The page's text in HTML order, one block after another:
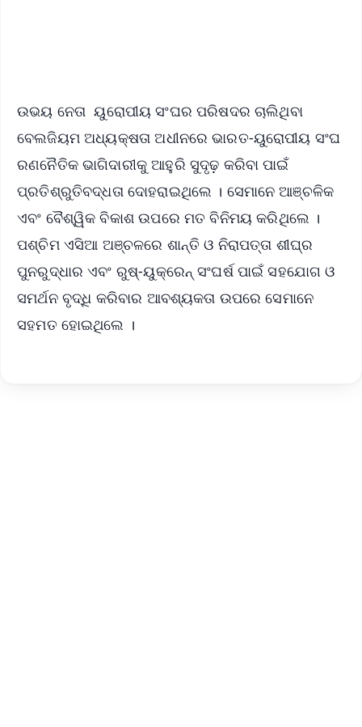
ଉଭୟ ନେତା ୟୁରୋପୀୟ ସଂଘର ପରିଷଦର ଚାଲିଥିବା
ବେଲଜିୟମ ଅଧ୍ୟକ୍ଷତା ଅଧୀନରେ ଭାରତ-ୟୁରୋପୀୟ ସଂଘ
ରଣନୈତିକ ଭାଗିଦାରୀକୁ ଆହୁରି ସୁଦୃଢ଼ କରିବା ପାଇଁ
ପ୍ରତିଶ୍ରୁତିବଦ୍ଧତା ଦୋହରାଇଥିଲେ । ସେମାନେ ଆଞ୍ଚଳିକ
ଏବଂ ବୈଶ୍ୱିକ ବିକାଶ ଉପରେ ମତ ବିନିମୟ କରିଥିଲେ ।
ପଶ୍ଚିମ ଏସିଆ ଅଞ୍ଚଳରେ ଶାନ୍ତି ଓ ନିରାପତ୍ତା ଶୀଘ୍ର
ପୁନରୁଦ୍ଧାର ଏବଂ ରୁଷ୍-ୟୁକ୍ରେନ୍ ସଂଘର୍ଷ ପାଇଁ ସହଯୋଗ ଓ
ସମର୍ଥନ ବୃଦ୍ଧି କରିବାର ଆବଶ୍ୟକତା ଉପରେ ସେମାନେ
ସହମତ ହୋଇଥିଲେ ।